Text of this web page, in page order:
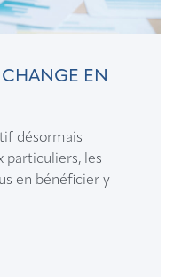
EN
désormais
particuliers, les
en bénéficier y